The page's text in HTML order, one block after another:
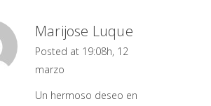
Marijose Luque
Posted at 19:08h, 12
marzo
Un hermoso deseo en